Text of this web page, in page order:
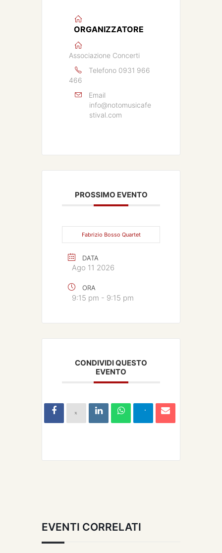
ORGANIZZATORE
Associazione Concerti
Telefono 0931 966
466
Email
info@notomusicafe
stival.com
PROSSIMO EVENTO
Fabrizio Bosso Quartet
DATA
Ago 11 2026
ORA
9:15 pm - 9:15 pm
CONDIVIDI QUESTO
EVENTO
EVENTI CORRELATI